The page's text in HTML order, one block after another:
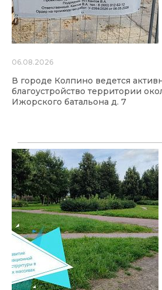
06.08.2026
В городе Колпино ведется
благоустройство территории
Ижорского батальона д. 7